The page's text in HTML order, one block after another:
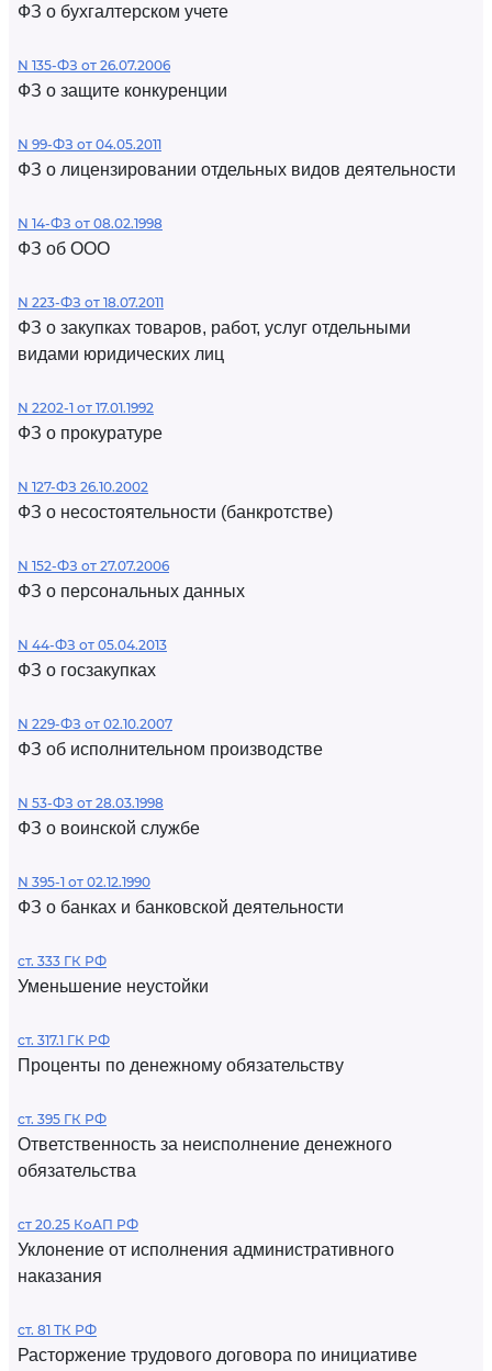
ФЗ о бухгалтерском учете
N 135-ФЗ от 26.07.2006
ФЗ о защите конкуренции
N 99-ФЗ от 04.05.2011
ФЗ о лицензировании отдельных видов деятельности
N 14-ФЗ от 08.02.1998
ФЗ об ООО
N 223-ФЗ от 18.07.2011
ФЗ о закупках товаров, работ, услуг отдельными
видами юридических лиц
N 2202-1 от 17.01.1992
ФЗ о прокуратуре
N 127-ФЗ 26.10.2002
ФЗ о несостоятельности (банкротстве)
N 152-ФЗ от 27.07.2006
ФЗ о персональных данных
N 44-ФЗ от 05.04.2013
ФЗ о госзакупках
N 229-ФЗ от 02.10.2007
ФЗ об исполнительном производстве
N 53-ФЗ от 28.03.1998
ФЗ о воинской службе
N 395-1 от 02.12.1990
ФЗ о банках и банковской деятельности
ст. 333 ГК РФ
Уменьшение неустойки
ст. 317.1 ГК РФ
Проценты по денежному обязательству
ст. 395 ГК РФ
Ответственность за неисполнение денежного
обязательства
ст 20.25 КоАП РФ
Уклонение от исполнения административного
наказания
ст. 81 ТК РФ
Расторжение трудового договора по инициативе